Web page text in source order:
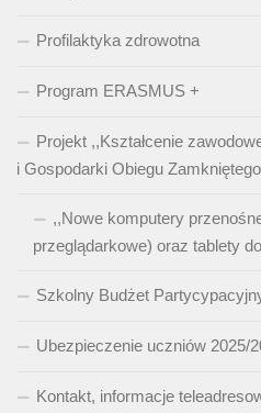
Profilaktyka zdrowotna
Program ERASMUS +
Projekt ,,Kształcenie
i Gospodarki Obiegu
,,Nowe komputery
przeglądarkowe) oraz tablety
Szkolny Budżet
Ubezpieczenie uczniów 2025/
Kontakt, informacje